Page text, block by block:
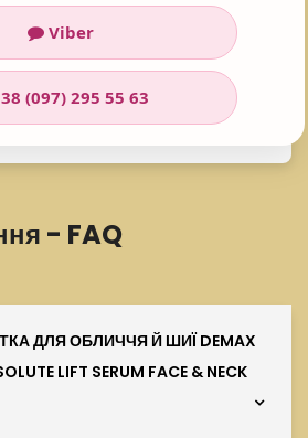
Рейтинг:
- FAQ
ДЛЯ ОБЛИЧЧЯ Й ШИЇ DEMAX
LIFT SERUM FACE & NECK
Viber
(097) 295 55 63